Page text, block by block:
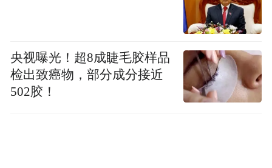
也只卖了383辆。销量数据出来的那一刻，谈
在2026年4月，印度再度加码，要求特斯拉必
须在印度本土配套生产动力电池，此后双方
央视曝光！超8成睫毛胶样品
检出致癌物，部分成分接近
502胶！